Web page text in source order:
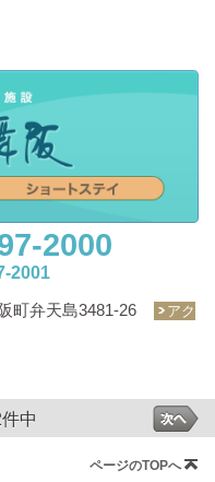
2000
2001
町弁天島3481-26
アク
中
ページのTOPへ